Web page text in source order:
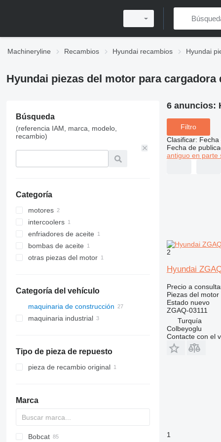
Machineryline Recambios Hyundai recambios Hyundai
Hyundai piezas del motor para
Búsqueda
(referencia IAM, marca, modelo,
recambio)
Categoría
motores
intercoolers
enfriadores de aceite
bombas de aceite
otras piezas del motor
Categoría del vehículo
maquinaria de construcción
excavadoras
cargadoras de ruedas
minicargadoras
maquinaria industrial
Tipo de pieza de repuesto
pieza de recambio original
Marca
AS
GA
AR
600 - series
Bobcat
6 anuncios:
Filtro
Clasificar: Fecha
Fecha de
antiguo en parte
2
Hyundai
Precio a
Piezas del
Estadonuevo
ZGAQ-03111
Turquía
Colbeyoglu
Contacte con el
1